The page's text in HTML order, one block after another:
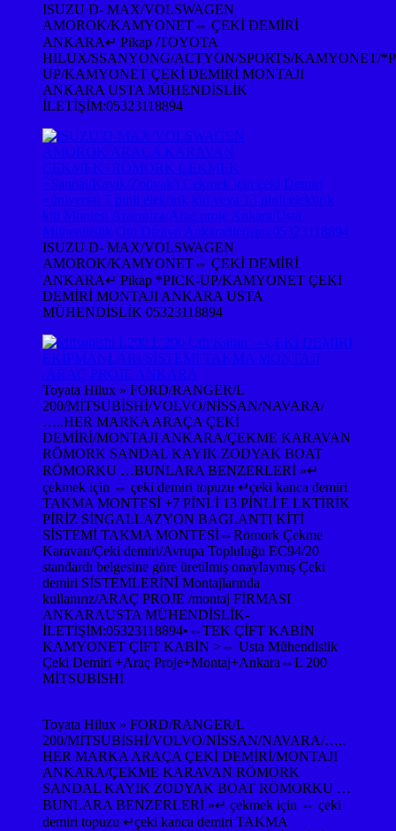
ISUZU D- MAX/VOLSWAGEN
AMOROK/KAMYONET⇔ ÇEKİ DEMİRİ
ANKARA↵ Pikap /TOYOTA
HILUX/SSANYONG/ACTYON/SPORTS/KAMYONET/
UP/KAMYONET ÇEKİ DEMİRİ MONTAJI
ANKARA USTA MÜHENDİSLİK
İLETİŞİM:05323118894
ISUZU D- MAX/VOLSWAGEN
AMOROK/KAMYONET⇔ ÇEKİ DEMİRİ
ANKARA↵ Pikap *PICK-UP/KAMYONET ÇEKİ
DEMİRİ MONTAJI ANKARA USTA
MÜHENDİSLİK 05323118894
Toyata Hilux » FORD/RANGER/L
200/MİTSUBİSHİ/VOLVO/NİSSAN/NAVARA/
…..HER MARKA ARAÇA ÇEKİ
DEMİRİ/MONTAJI ANKARA/ÇEKME KARAVAN
RÖMORK SANDAL KAYIK ZODYAK BOAT
RÖMORKU …BUNLARA BENZERLERİ »↵
çekmek için ⇔ çeki demiri topuzu ↵çeki kanca demiri
TAKMA MONTESİ +7 PİNLİ 13 PİNLİ E LKTİRİK
PİRİZ SİNGALLAZYON BAGLANTI KİTİ
SİSTEMİ TAKMA MONTESİ⇔Römork Çekme
Karavan/Çeki demiri/Avrupa Topluluğu EC94/20
standardı belgesine göre üretilmiş onaylaymış Çeki
demiri SİSTEMLERİNİ Montajlarında
kullanırız/ARAÇ PROJE /montaj FİRMASI
ANKARAUSTA MÜHENDİSLİK-
İLETİŞİM:05323118894•⇔TEK ÇİFT KABİN
KAMYONET ÇİFT KABİN >⇔ Usta Mühendislik
Çeki Demiri +Araç Proje+Montaj+Ankara⇔L 200
MİTSUBİSHİ
Toyata Hilux » FORD/RANGER/L
200/MİTSUBİSHİ/VOLVO/NİSSAN/NAVARA/…..
HER MARKA ARAÇA ÇEKİ DEMİRİ/MONTAJI
ANKARA/ÇEKME KARAVAN RÖMORK
SANDAL KAYIK ZODYAK BOAT RÖMORKU …
BUNLARA BENZERLERİ »↵ çekmek için ⇔ çeki
demiri topuzu ↵çeki kanca demiri TAKMA